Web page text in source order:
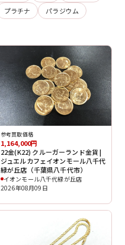
プラチナ
パラジウム
参考買取価格
1,164,000円
22金(K22) クルーガーランド金貨 |
ジュエルカフェイオンモール八千代
緑が丘店（千葉県八千代市）
イオンモール八千代緑が丘店
2026年08月09日